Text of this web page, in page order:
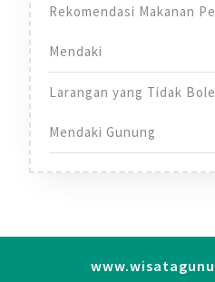
Rekomendasi Makanan
Mendaki
Larangan yang Tidak
Mendaki Gunung